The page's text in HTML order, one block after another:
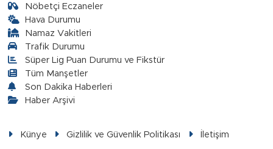
Nöbetçi Eczaneler
Hava Durumu
Namaz Vakitleri
Trafik Durumu
Süper Lig Puan Durumu ve Fikstür
Tüm Manşetler
Son Dakika Haberleri
Haber Arşivi
Künye Gizlilik ve Güvenlik Politikası İletişim